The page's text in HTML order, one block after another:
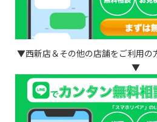
▼西新店＆その他の店舗をご利用の
▼